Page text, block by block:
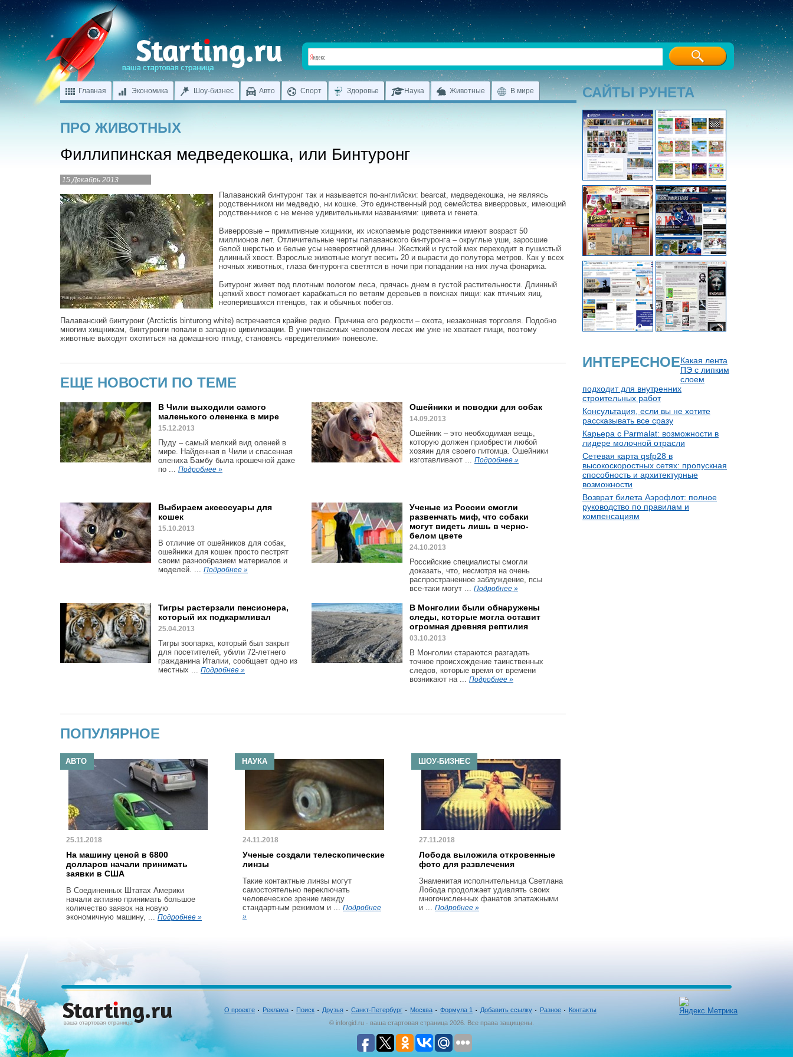
Главная Экономика Шоу-бизнес Авто Спорт Здоровье Наука Животные В мире
ПРО ЖИВОТНЫХ
Филлипинская медведекошка, или Бинтуронг
15 Декабрь 2013
Палаванский бинтуронг так и называется по-английски: bearcat, медведекошка, не являясь
родственником ни медведю, ни кошке. Это единственный род семейства виверровых, имеющий
родственников с не менее удивительными названиями: цивета и генета.
Виверровые – примитивные хищники, их ископаемые родственники имеют возраст 50
миллионов лет. Отличительные черты палаванского бинтуронга – округлые уши, заросшие
белой шерстью и белые усы невероятной длины. Жесткий и густой мех переходит в пушистый
длинный хвост. Взрослые животные могут весить 20 и вырасти до полутора метров. Как у всех
ночных животных, глаза бинтуронга светятся в ночи при попадании на них луча фонарика.
Битуронг живет под плотным пологом леса, прячась днем в густой растительности. Длинный
цепкий хвост помогает карабкаться по ветвям деревьев в поисках пищи: как птичьих яиц,
неоперившихся птенцов, так и обычных побегов.
Палаванский бинтуронг (Arctictis binturong white) встречается крайне редко. Причина его редкости – охота, незаконная торговля. Подобно
многим хищникам, бинтуронги попали в западню цивилизации. В уничтожаемых человеком лесах им уже не хватает пищи, поэтому
животные выходят охотиться на домашнюю птицу, становясь «вредителями» поневоле.
ЕЩЕ НОВОСТИ ПО ТЕМЕ
В Чили выходили самого
маленького олененка в мире
15.12.2013
Пуду – самый мелкий вид оленей в
мире. Найденная в Чили и спасенная
олениха Бамбу была крошечной даже
по ... Подробнее »
Ошейники и поводки для собак
14.09.2013
Ошейник – это необходимая вещь,
которую должен приобрести любой
хозяин для своего питомца. Ошейники
изготавливают ... Подробнее »
Выбираем аксессуары для
кошек
15.10.2013
В отличие от ошейников для собак,
ошейники для кошек просто пестрят
своим разнообразием материалов и
моделей. ... Подробнее »
Ученые из России смогли
развенчать миф, что собаки
могут видеть лишь в черно-
белом цвете
24.10.2013
Российские специалисты смогли
доказать, что, несмотря на очень
распространенное заблуждение, псы
все-таки могут ... Подробнее »
Тигры растерзали пенсионера,
который их подкармливал
25.04.2013
Тигры зоопарка, который был закрыт
для посетителей, убили 72-летнего
гражданина Италии, сообщает одно из
местных ... Подробнее »
В Монголии были обнаружены
следы, которые могла оставит
огромная древняя рептилия
03.10.2013
В Монголии стараются разгадать
точное происхождение таинственных
следов, которые время от времени
возникают на ... Подробнее »
ПОПУЛЯРНОЕ
АВТО
25.11.2018
На машину ценой в 6800
долларов начали принимать
заявки в США
В Соединенных Штатах Америки
начали активно принимать большое
количество заявок на новую
экономичную машину, ... Подробнее »
НАУКА
24.11.2018
Ученые создали телескопические
линзы
Такие контактные линзы могут
самостоятельно переключать
человеческое зрение между
стандартным режимом и ... Подробнее
»
ШОУ-БИЗНЕС
27.11.2018
Лобода выложила откровенные
фото для развлечения
Знаменитая исполнительница Светлана
Лобода продолжает удивлять своих
многочисленных фанатов эпатажными
и ... Подробнее »
САЙТЫ РУНЕТА
ИНТЕРЕСНОЕКакая лента
ПЭ с липким
слоем
подходит для внутренних
строительных работ
Консультация, если вы не хотите
рассказывать все сразу
Карьера с Parmalat: возможности в
лидере молочной отрасли
Сетевая карта qsfp28 в
высокоскоростных сетях: пропускная
способность и архитектурные
возможности
Возврат билета Аэрофлот: полное
руководство по правилам и
компенсациям
О проекте Реклама Поиск Друзья Санкт-Петербург Москва Формула 1 Добавить ссылку Разное
Контакты
© inforgid.ru - ваша стартовая страница 2026. Все права защищены.